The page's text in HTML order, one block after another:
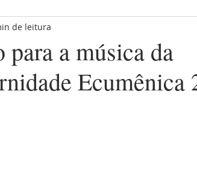
Maranhão
a música da
Ecumênica
de leitura